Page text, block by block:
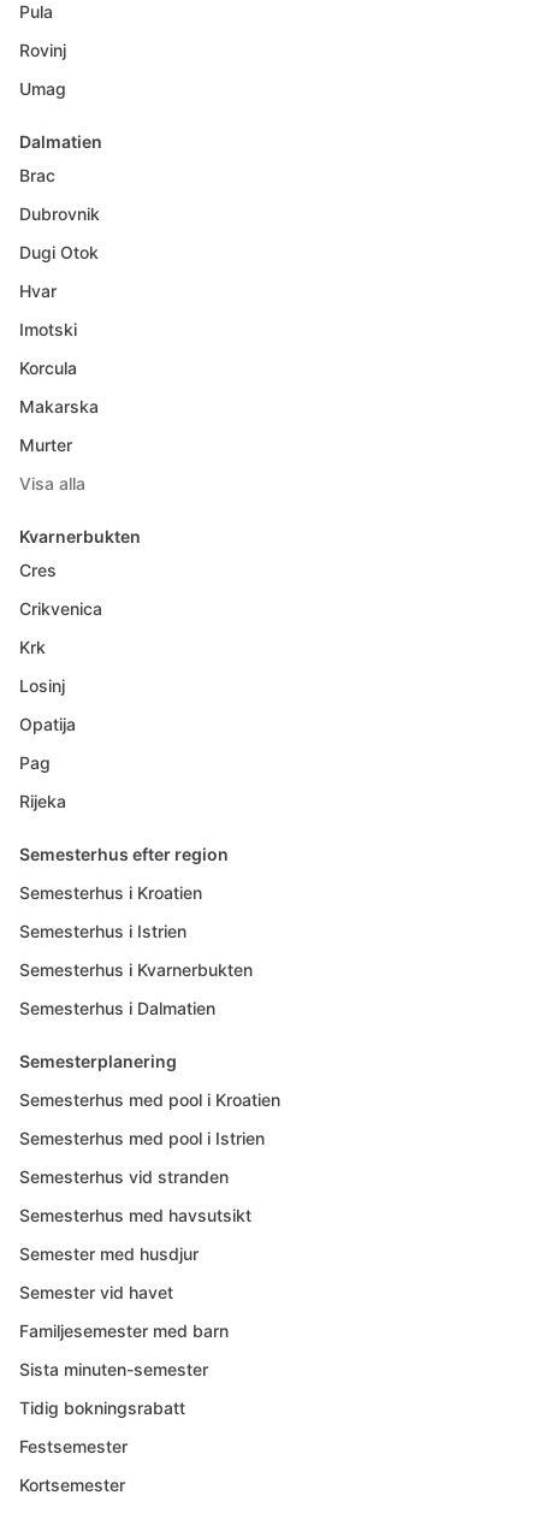
Pula
Rovinj
Umag
Dalmatien
Brac
Dubrovnik
Dugi Otok
Hvar
Imotski
Korcula
Makarska
Murter
Visa alla
Kvarnerbukten
Cres
Crikvenica
Krk
Losinj
Opatija
Pag
Rijeka
Semesterhus efter region
Semesterhus i Kroatien
Semesterhus i Istrien
Semesterhus i Kvarnerbukten
Semesterhus i Dalmatien
Semesterplanering
Semesterhus med pool i Kroatien
Semesterhus med pool i Istrien
Semesterhus vid stranden
Semesterhus med havsutsikt
Semester med husdjur
Semester vid havet
Familjesemester med barn
Sista minuten-semester
Tidig bokningsrabatt
Festsemester
Kortsemester